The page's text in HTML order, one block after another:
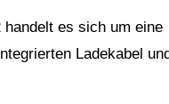
es sich um eine
Ladekabel